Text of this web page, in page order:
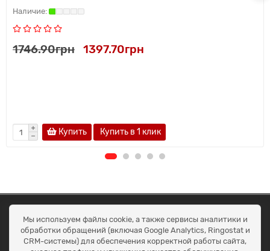
1746.90грн 1397.70грн
Купить Купить в 1 клик
ОКЕАН ТРЕЙД
Договір публичної оферти
Доставка та оплата
Наші контакти
Мы используем файлы cookie, а также сервисы аналитики и
обработки обращений (включая Google Analytics, Ringostat и
CRM-системы) для обеспечения корректной работы сайта,